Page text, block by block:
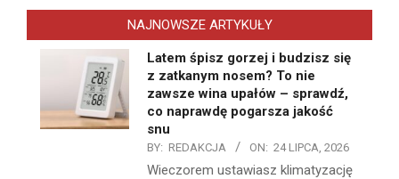
NAJNOWSZE ARTYKUŁY
Latem śpisz gorzej i budzisz się
z zatkanym nosem? To nie
zawsze wina upałów – sprawdź,
co naprawdę pogarsza jakość
snu
BY: REDAKCJA ON: 24 LIPCA, 2026
Wieczorem ustawiasz klimatyzację